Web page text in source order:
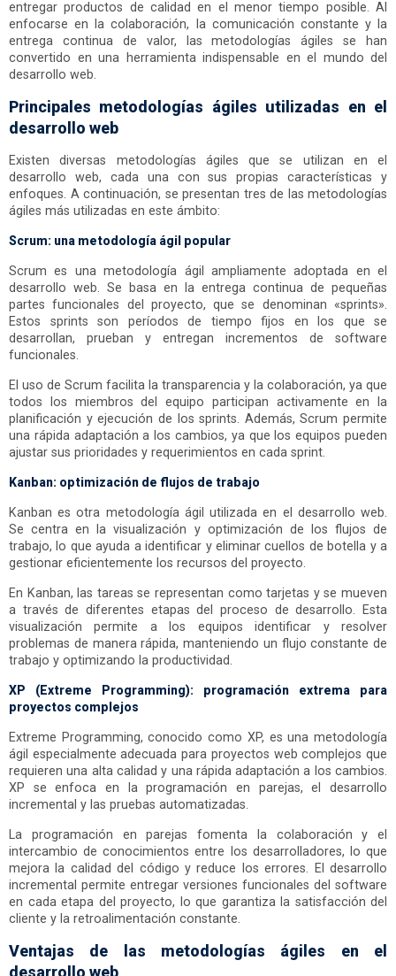
entregar productos de calidad en el menor tiempo posible. Al
enfocarse en la colaboración, la comunicación constante y la
entrega continua de valor, las metodologías ágiles se han
convertido en una herramienta indispensable en el mundo del
desarrollo web.
Principales metodologías ágiles utilizadas en el
desarrollo web
Existen diversas metodologías ágiles que se utilizan en el
desarrollo web, cada una con sus propias características y
enfoques. A continuación, se presentan tres de las metodologías
ágiles más utilizadas en este ámbito:
Scrum: una metodología ágil popular
Scrum es una metodología ágil ampliamente adoptada en el
desarrollo web. Se basa en la entrega continua de pequeñas
partes funcionales del proyecto, que se denominan «sprints».
Estos sprints son períodos de tiempo fijos en los que se
desarrollan, prueban y entregan incrementos de software
funcionales.
El uso de Scrum facilita la transparencia y la colaboración, ya que
todos los miembros del equipo participan activamente en la
planificación y ejecución de los sprints. Además, Scrum permite
una rápida adaptación a los cambios, ya que los equipos pueden
ajustar sus prioridades y requerimientos en cada sprint.
Kanban: optimización de flujos de trabajo
Kanban es otra metodología ágil utilizada en el desarrollo web.
Se centra en la visualización y optimización de los flujos de
trabajo, lo que ayuda a identificar y eliminar cuellos de botella y a
gestionar eficientemente los recursos del proyecto.
En Kanban, las tareas se representan como tarjetas y se mueven
a través de diferentes etapas del proceso de desarrollo. Esta
visualización permite a los equipos identificar y resolver
problemas de manera rápida, manteniendo un flujo constante de
trabajo y optimizando la productividad.
XP (Extreme Programming): programación extrema para
proyectos complejos
Extreme Programming, conocido como XP, es una metodología
ágil especialmente adecuada para proyectos web complejos que
requieren una alta calidad y una rápida adaptación a los cambios.
XP se enfoca en la programación en parejas, el desarrollo
incremental y las pruebas automatizadas.
La programación en parejas fomenta la colaboración y el
intercambio de conocimientos entre los desarrolladores, lo que
mejora la calidad del código y reduce los errores. El desarrollo
incremental permite entregar versiones funcionales del software
en cada etapa del proyecto, lo que garantiza la satisfacción del
cliente y la retroalimentación constante.
Ventajas de las metodologías ágiles en el
desarrollo web